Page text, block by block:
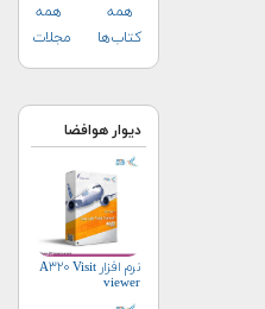
همه
کتاب‌ها
همه
مجلات
دیوار هوافضا
نرم افزار A۳۲۰ Visit
viewer